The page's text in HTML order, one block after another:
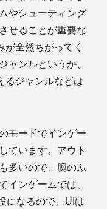
やシューティング
せることが重要な
全然ちがってく
ャンルというか、
るジャンルなどは
モードでインゲー
ています。アウト
多いので、腕のふ
インゲームでは、
になるので、UIは